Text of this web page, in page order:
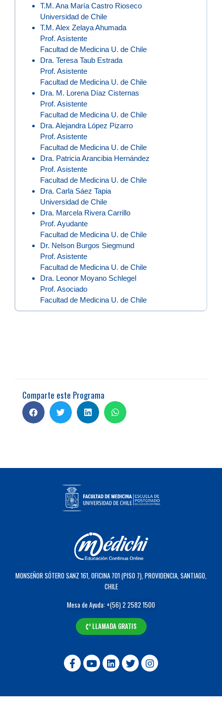
T.M. Ana María Castro Rioseco
Universidad de Chile
T.M. Alex Zelaya Ahumada
Prof. Asistente
Facultad de Medicina U. de Chile
Dra. Teresa Taub Estrada
Prof. Asistente
Facultad de Medicina U. de Chile
Dra. M. Lorena Díaz Cisternas
Prof. Asistente
Facultad de Medicina U. de Chile
Dra. Alejandra López Pizarro
Prof. Asistente
Facultad de Medicina U. de Chile
Dra. Patricia Arancibia Hernández
Prof. Asistente
Facultad de Medicina U. de Chile
Dra. Carla Sáez Tapia
Universidad de Chile
Dra. Marcela Rivera Carrillo
Prof. Ayudante
Facultad de Medicina U. de Chile
Dr. Nelson Burgos Siegmund
Prof. Asistente
Facultad de Medicina U. de Chile
Dra. Leonor Moyano Schlegel
Prof. Asociado
Facultad de Medicina U. de Chile
Comparte este Programa
MONSEÑOR SÓTERO SANZ 161, OFICINA 701 (PISO 7), PROVIDENCIA, SANTIAGO,
CHILE
Mesa de Ayuda: +(56) 2 2582 1500
LLAMADA GRATIS